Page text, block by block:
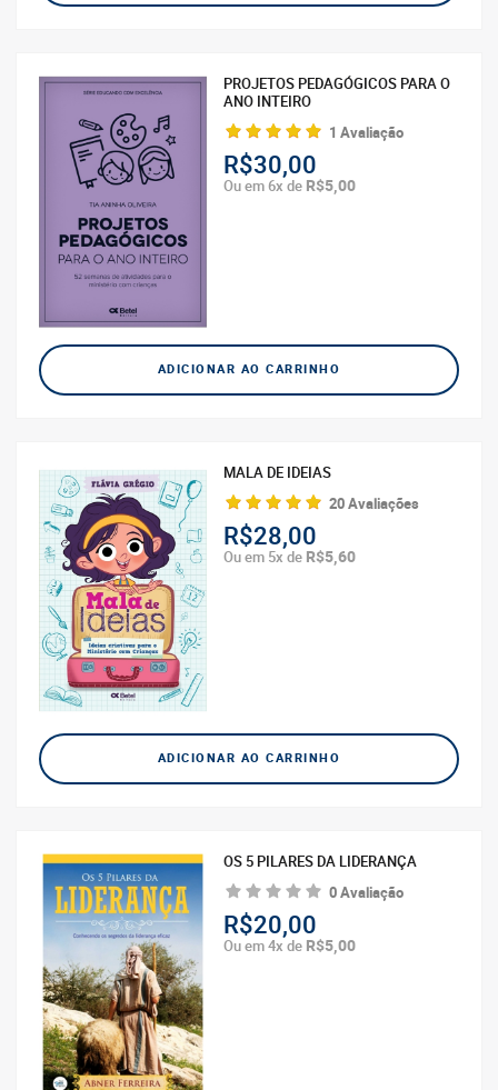
PROJETOS PEDAGÓGICOS PARA O
ANO INTEIRO
1 Avaliação
R$30,00
Ou em 6x de R$5,00
ADICIONAR AO CARRINHO
MALA DE IDEIAS
20 Avaliações
R$28,00
Ou em 5x de R$5,60
ADICIONAR AO CARRINHO
OS 5 PILARES DA LIDERANÇA
0 Avaliação
R$20,00
Ou em 4x de R$5,00